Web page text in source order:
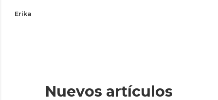
Erika
Nuevos artículos